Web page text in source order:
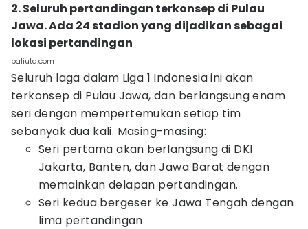
2. Seluruh pertandingan terkonsep di Pulau
Jawa. Ada 24 stadion yang dijadikan sebagai
lokasi pertandingan
baliutd.com
Seluruh laga dalam Liga 1 Indonesia ini akan
terkonsep di Pulau Jawa, dan berlangsung enam
seri dengan mempertemukan setiap tim
sebanyak dua kali. Masing-masing:
Seri pertama akan berlangsung di DKI
Jakarta, Banten, dan Jawa Barat dengan
memainkan delapan pertandingan.
Seri kedua bergeser ke Jawa Tengah dengan
lima pertandingan